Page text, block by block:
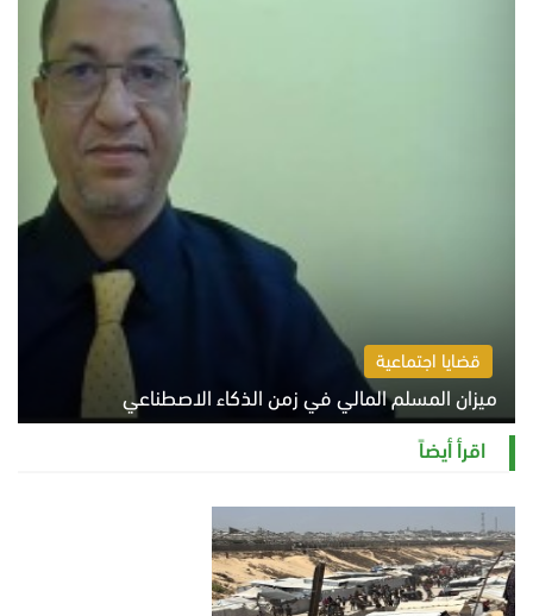
قضايا اجتماعية
ميزان المسلم المالي في زمن الذكاء الاصطناعي
السبت 8 أغسطس 2026 11:21 ص
اقرأ أيضاً